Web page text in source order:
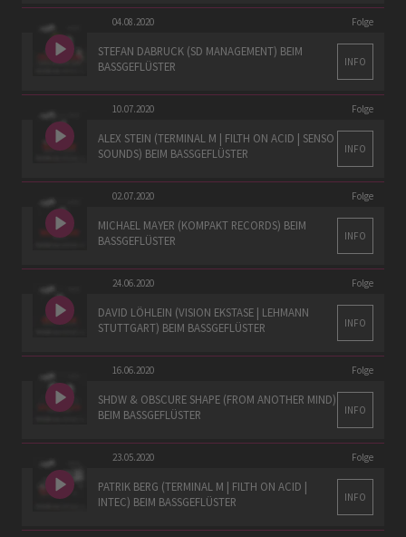
04.08.2020 Folge
STEFAN DABRUCK (SD MANAGEMENT) BEIM
BASSGEFLÜSTER
INFO
10.07.2020 Folge
ALEX STEIN (TERMINAL M | FILTH ON ACID | SENSO
SOUNDS) BEIM BASSGEFLÜSTER
INFO
02.07.2020 Folge
MICHAEL MAYER (KOMPAKT RECORDS) BEIM
BASSGEFLÜSTER
INFO
24.06.2020 Folge
DAVID LÖHLEIN (VISION EKSTASE | LEHMANN
STUTTGART) BEIM BASSGEFLÜSTER
INFO
16.06.2020 Folge
SHDW & OBSCURE SHAPE (FROM ANOTHER MIND)
BEIM BASSGEFLÜSTER
INFO
23.05.2020 Folge
PATRIK BERG (TERMINAL M | FILTH ON ACID |
INTEC) BEIM BASSGEFLÜSTER
INFO